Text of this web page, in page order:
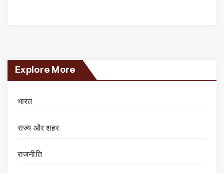
Explore More
भारत
राज्य और शहर
राजनीति